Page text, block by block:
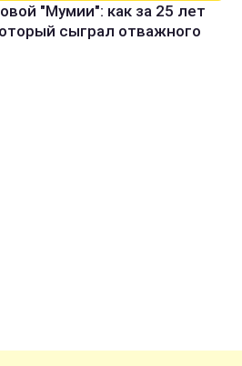
"Мумии": как за 25 лет
сыграл отважного